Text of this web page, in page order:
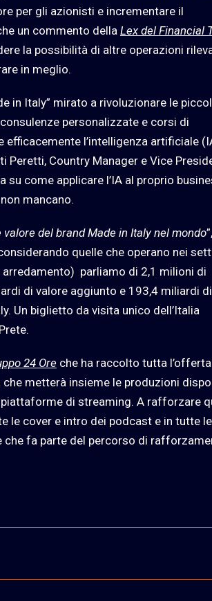
per gli azionisti e incrementare il
un commento della Lex del Financial
la possibilità di altre operazioni
in meglio.
in Italy” mirato a rivoluzionare le
personalizzate e corsi di
l’intelligenza artificiale
Country Manager e Vice
come applicare l’IA al proprio
mancano.
valore del brand Made in Italy nel mondo
quelle che operano nei
parliamo di 2,1 milioni di
di valore aggiunto e 193,4 miliardi di
Un biglietto da visita unico dell’Italia
24 Ore che ha raccolto tutta
che metterà insieme le produzioni
di streaming. A rafforzare
le cover e intro dei podcast e in tutte le
fa parte del percorso di